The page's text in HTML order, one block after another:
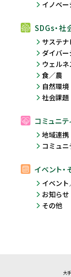
イノベ
SDGs・社
サステナ
ダイバ
ウェルネ
食／農
自然環境
社会課題
コミュニ
地域連携
コミュ
イベント・
イベント
お知らせ
その他
大